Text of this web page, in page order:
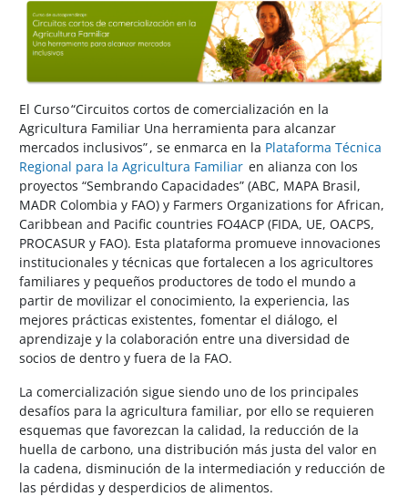
Salta al contenido principal
El Curso “Circuitos cortos de comercialización en la
Agricultura Familiar Una herramienta para alcanzar
mercados inclusivos” , se enmarca en la Plataforma Técnica
Regional para la Agricultura Familiar en alianza con los
proyectos “Sembrando Capacidades” (ABC, MAPA Brasil,
MADR Colombia y FAO) y Farmers Organizations for African,
Caribbean and Pacific countries FO4ACP (FIDA, UE, OACPS,
PROCASUR y FAO). Esta plataforma promueve innovaciones
institucionales y técnicas que fortalecen a los agricultores
familiares y pequeños productores de todo el mundo a
partir de movilizar el conocimiento, la experiencia, las
mejores prácticas existentes, fomentar el diálogo, el
aprendizaje y la colaboración entre una diversidad de
socios de dentro y fuera de la FAO.
La comercialización sigue siendo uno de los principales
desafíos para la agricultura familiar, por ello se requieren
esquemas que favorezcan la calidad, la reducción de la
huella de carbono, una distribución más justa del valor en
la cadena, disminución de la intermediación y reducción de
las pérdidas y desperdicios de alimentos.